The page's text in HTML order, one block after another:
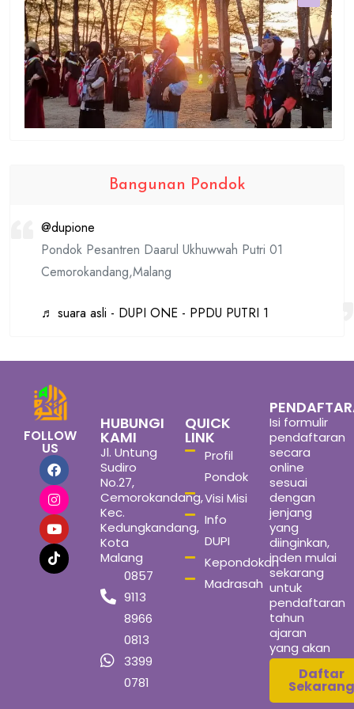
Bangunan Pondok
@dupione
Pondok Pesantren Daarul Ukhuwwah Putri 01
Cemorokandang,Malang
♬ suara asli - DUPI ONE - PPDU PUTRI 1
FOLLOW
US
HUBUNGI
KAMI
Jl. Untung
Sudiro
No.27,
Cemorokandang,
Kec.
Kedungkandang,
Kota
Malang
0857
9113
8966
0813
3399
0781
QUICK
LINK
Profil
Pondok
Visi Misi
Info
DUPI
Kepondokan
Madrasah
Isi formulir
pendaftaran
secara
online
sesuai
dengan
jenjang
yang
diinginkan,
inden mulai
sekarang
untuk
pendaftaran
tahun
ajaran
yang akan
datang
Daftar
Sekarang